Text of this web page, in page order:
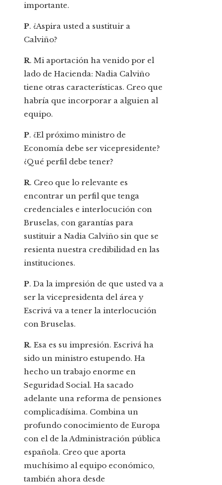
importante.
P. ¿Aspira usted a sustituir a
Calviño?
R. Mi aportación ha venido por el
lado de Hacienda: Nadia Calviño
tiene otras características. Creo que
habría que incorporar a alguien al
equipo.
P. ¿El próximo ministro de
Economía debe ser vicepresidente?
¿Qué perfil debe tener?
R. Creo que lo relevante es
encontrar un perfil que tenga
credenciales e interlocución con
Bruselas, con garantías para
sustituir a Nadia Calviño sin que se
resienta nuestra credibilidad en las
instituciones.
P. Da la impresión de que usted va a
ser la vicepresidenta del área y
Escrivá va a tener la interlocución
con Bruselas.
R. Esa es su impresión. Escrivá ha
sido un ministro estupendo. Ha
hecho un trabajo enorme en
Seguridad Social. Ha sacado
adelante una reforma de pensiones
complicadísima. Combina un
profundo conocimiento de Europa
con el de la Administración pública
española. Creo que aporta
muchísimo al equipo económico,
también ahora desde